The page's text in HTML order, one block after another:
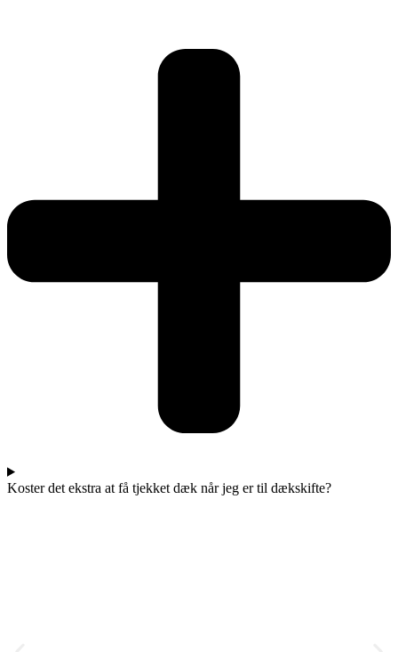
Koster det ekstra at få tjekket dæk når jeg er til dækskifte?